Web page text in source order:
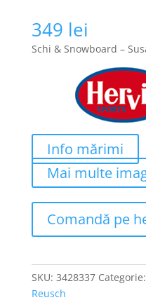
pe baza a
de evaluări
de la
349 lei
Schi & Snowboard –
Info mărimi
Mai multe
Comandă pe
SKU: 3428337 Categorie:
Reusch